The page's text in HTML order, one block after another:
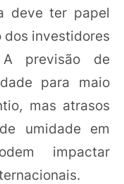
deve ter papel
investidores
A previsão de
para maio
mas atrasos
umidade em
impactar